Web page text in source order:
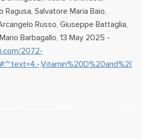
Ragusa, Salvatore Maria Baio,
Russo, Giuseppe Battaglia,
Barbagallo, 13 May 2025 -
2072-